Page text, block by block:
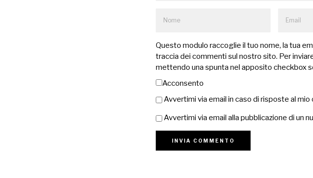
Questo modulo raccoglie il tuo nome, la tua
traccia dei commenti sul nostro sito. Per
mettendo una spunta nel apposito checkbox
Acconsento
Avvertimi via email in caso di risposte al mio
Avvertimi via email alla pubblicazione di un